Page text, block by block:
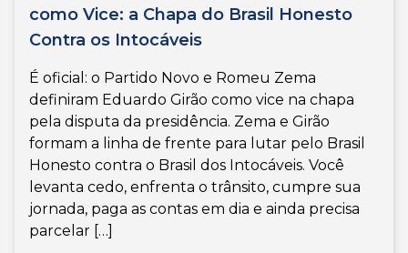
como Vice: a Chapa do Brasil Honesto
Contra os Intocáveis
É oficial: o Partido Novo e Romeu Zema
definiram Eduardo Girão como vice na chapa
pela disputa da presidência. Zema e Girão
formam a linha de frente para lutar pelo Brasil
Honesto contra o Brasil dos Intocáveis. Você
levanta cedo, enfrenta o trânsito, cumpre sua
jornada, paga as contas em dia e ainda precisa
parcelar […]